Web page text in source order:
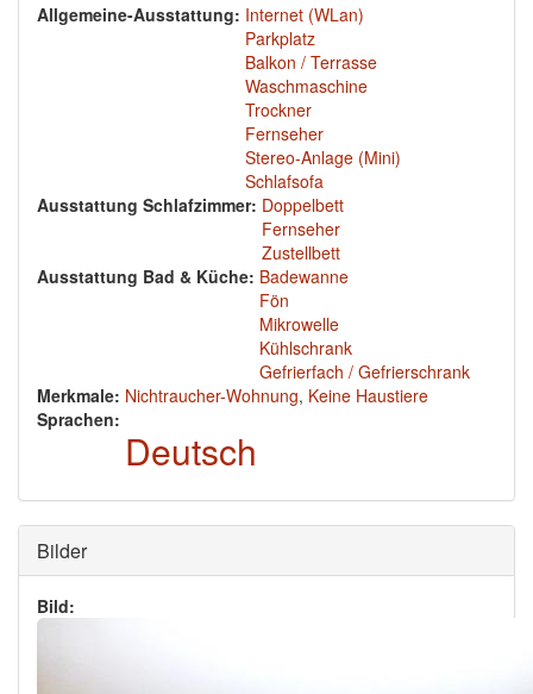
Allgemeine-Ausstattung: Internet (WLan)
Parkplatz
Balkon / Terrasse
Waschmaschine
Trockner
Fernseher
Stereo-Anlage (Mini)
Schlafsofa
Ausstattung Schlafzimmer: Doppelbett
Fernseher
Zustellbett
Ausstattung Bad & Küche: Badewanne
Fön
Mikrowelle
Kühlschrank
Gefrierfach / Gefrierschrank
Merkmale: Nichtraucher-Wohnung, Keine Haustiere
Sprachen:
Deutsch
Ausblenden
Bilder
Bild: